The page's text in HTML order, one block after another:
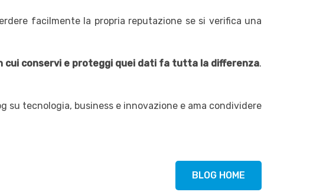
facilmente la propria reputazione se si verifica una
cui conservi e proteggi quei dati fa tutta la differenza.
su tecnologia, business e innovazione e ama condividere
BLOG HOME